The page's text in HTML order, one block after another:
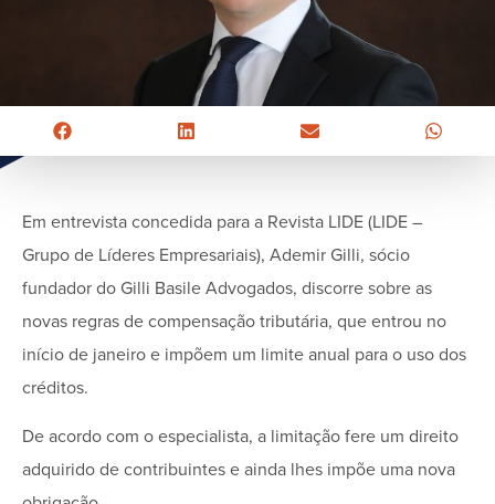
Em entrevista concedida para a Revista LIDE (LIDE –
Grupo de Líderes Empresariais), Ademir Gilli, sócio
fundador do Gilli Basile Advogados, discorre sobre as
novas regras de compensação tributária, que entrou no
início de janeiro e impõem um limite anual para o uso dos
créditos.
De acordo com o especialista, a limitação fere um direito
adquirido de contribuintes e ainda lhes impõe uma nova